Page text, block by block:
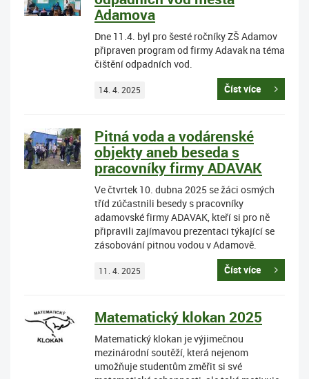
Adamova
Dne 11.4. byl pro šesté ročníky ZŠ Adamov
připraven program od firmy Adavak na téma
čištění odpadních vod.
14. 4. 2025 Číst více
Pitná voda a vodárenské
objekty aneb beseda s
pracovníky firmy ADAVAK
Ve čtvrtek 10. dubna 2025 se žáci osmých
tříd zúčastnili besedy s pracovníky
adamovské firmy ADAVAK, kteří si pro ně
připravili zajímavou prezentaci týkající se
zásobování pitnou vodou v Adamově.
11. 4. 2025 Číst více
Matematický klokan 2025
Matematický klokan je výjimečnou
mezinárodní soutěží, která nejenom
umožňuje studentům změřit si své